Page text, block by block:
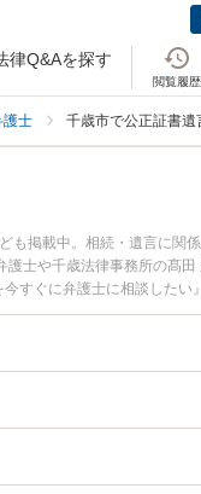
律Q&Aを探す
閲覧履歴
護士 千歳市で公正証書
も掲載中。相続・遺言に関
士や千歳法律事務所の髙田
すぐに弁護士に相談したい
護士に相談予約したい』な